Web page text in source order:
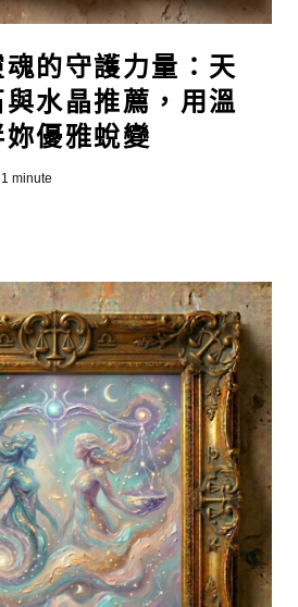
的守護力量：天
水晶推薦，用溫
優雅蛻變
1 minute